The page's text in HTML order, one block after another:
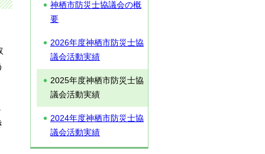
神栖市防災士協議会の概
要
2026年度神栖市防災士協
議会活動実績
2025年度神栖市防災士協
議会活動実績
2024年度神栖市防災士協
議会活動実績